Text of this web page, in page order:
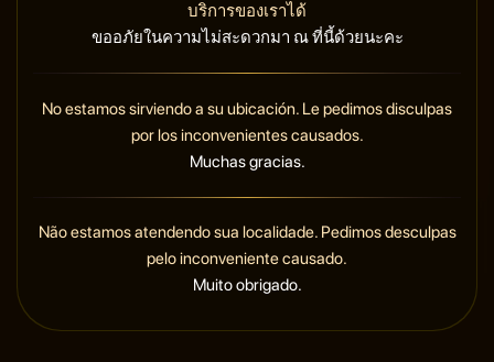
บริการของเราได้
ขออภัยในความไม่สะดวกมา ณ ที่นี้ด้วยนะคะ
No estamos sirviendo a su ubicación. Le pedimos disculpas
por los inconvenientes causados.
Muchas gracias.
Não estamos atendendo sua localidade. Pedimos desculpas
pelo inconveniente causado.
Muito obrigado.